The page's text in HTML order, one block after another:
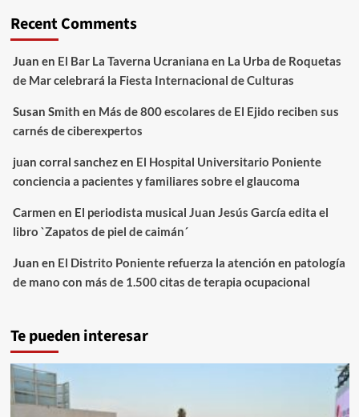
Recent Comments
Juan en El Bar La Taverna Ucraniana en La Urba de Roquetas
de Mar celebrará la Fiesta Internacional de Culturas
Susan Smith en Más de 800 escolares de El Ejido reciben sus
carnés de ciberexpertos
juan corral sanchezen El Hospital Universitario Poniente
conciencia a pacientes y familiares sobre el glaucoma
Carmen en El periodista musical Juan Jesús García edita el
libro `Zapatos de piel de caimán´
Juan en El Distrito Poniente refuerza la atención en patología
de mano con más de 1.500 citas de terapia ocupacional
Te pueden interesar